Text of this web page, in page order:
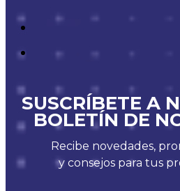
SUSCRÍBETE A
BOLETÍN DE
Recibe novedades,
y consejos para tus